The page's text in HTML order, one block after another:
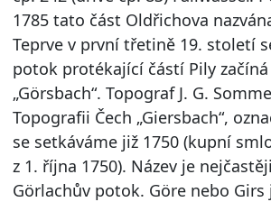
1785 tato část Oldřichova
Teprve v první třetině 19. století
potok protékající částí Pily začíná
„Görsbach“. Topograf J. G.
Topografii Čech „Giersbach“,
se setkáváme již 1750 (kupní
z 1. října 1750). Název je
Görlachův potok. Göre nebo Girs